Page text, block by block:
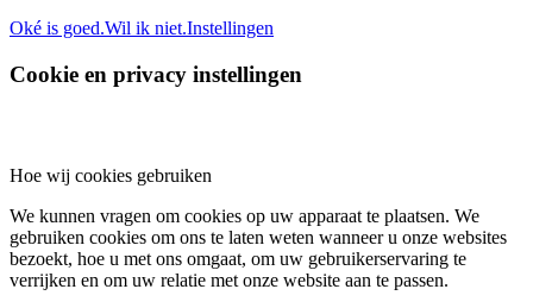
Oké is goed.Wil ik niet.Instellingen
Cookie en privacy instellingen
Hoe wij cookies gebruiken
We kunnen vragen om cookies op uw apparaat te plaatsen. We
gebruiken cookies om ons te laten weten wanneer u onze websites
bezoekt, hoe u met ons omgaat, om uw gebruikerservaring te
verrijken en om uw relatie met onze website aan te passen.